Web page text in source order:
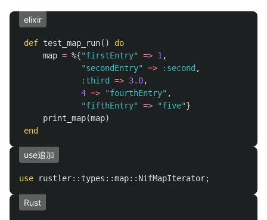
elixir
def test_map_run()
do
map = %{"firstEntry" => 1 ,
"secondEntry"
=> :second ,
:third
=> 3.0,
4 => "fourthEntry" ,
"fifthEntry"
=> "five"}
print_map(map)
end
use追加
use rustler:: types ::map:: NifMapIterator;
Rust